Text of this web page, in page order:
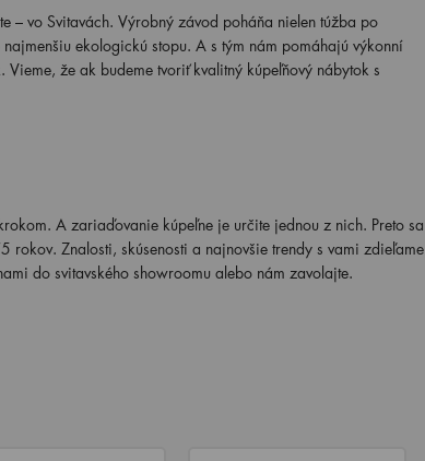
– vo Svitavách. Výrobný závod poháňa nielen túžba po
ekologickú stopu. A s tým nám pomáhajú výkonní
že ak budeme tvoriť kvalitný kúpeľňový nábytok s
A zariaďovanie kúpeľne je určite jednou z nich. Preto sa
Znalosti, skúsenosti a najnovšie trendy s vami zdieľame
do svitavského showroomu alebo nám zavolajte.